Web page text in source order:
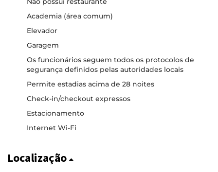
Academia (área comum)
Elevador
Garagem
Os funcionários seguem todos os protocolos de
segurança definidos pelas autoridades locais
Permite estadias acima de 28 noites
Check-in/checkout expressos
Estacionamento
Internet Wi-Fi
Localização